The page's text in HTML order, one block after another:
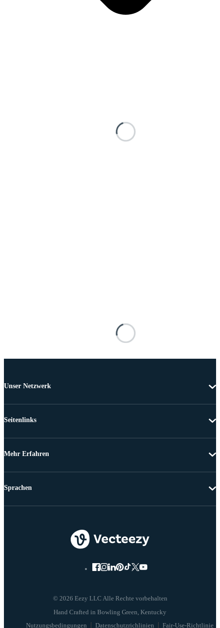
Unser Netzwerk
Seitenlinks
Mehr Erfahren
© 2026 Eezy LLC Alle Rechte vorbehalten
Nutzungsbedingungen Datenschutzrichlinien Fair-Use-Richtlinie
Sprachen